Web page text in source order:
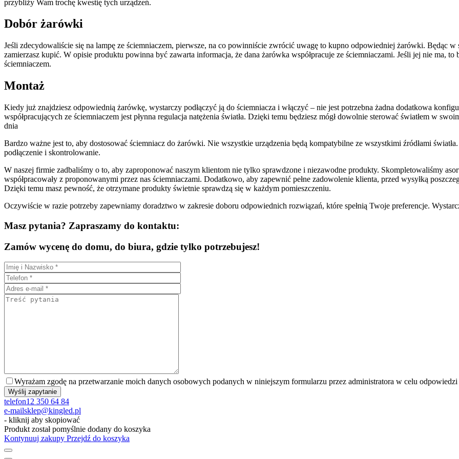
przybliży Wam trochę kwestię tych urządzeń.
Dobór żarówki
Jeśli zdecydowaliście się na lampę ze ściemniaczem, pierwsze, na co powinniście zwrócić uwagę to kupno odpowiedniej żarówki. Będąc
zamierzasz kupić. W opisie produktu powinna być zawarta informacja, że dana żarówka współpracuje ze ściemniaczami. Jeśli jej nie ma,
ściemniaczem.
Montaż
Kiedy już znajdziesz odpowiednią żarówkę, wystarczy podłączyć ją do ściemniacza i włączyć – nie jest potrzebna żadna dodatkowa
współpracujących ze ściemniaczem jest płynna regulacja natężenia światła. Dzięki temu będziesz mógł dowolnie sterować światłem w
dnia
Bardzo ważne jest to, aby dostosować ściemniacz do żarówki. Nie wszystkie urządzenia będą kompatybilne ze wszystkimi źródłami
podłączenie i skontrolowanie.
W naszej firmie zadbaliśmy o to, aby zaproponować naszym klientom nie tylko sprawdzone i niezawodne produkty. Skompletowaliśmy
współpracowały z proponowanymi przez nas ściemniaczami. Dodatkowo, aby zapewnić pełne zadowolenie klienta, przed wysyłką
Dzięki temu masz pewność, że otrzymane produkty świetnie sprawdzą się w każdym pomieszczeniu.
Oczywiście w razie potrzeby zapewniamy doradztwo w zakresie doboru odpowiednich rozwiązań, które spełnią Twoje preferencje.
Masz pytania? Zapraszamy do kontaktu:
Zamów wycenę do domu, do biura, gdzie tylko potrzebujesz!
Wyrażam zgodę na przetwarzanie moich danych osobowych podanych w niniejszym formularzu przez administratora w celu
telefon12 350 64 84
e-mailsklep@kingled.pl
- kliknij aby skopiować
Produkt został pomyślnie dodany do koszyka
Kontynuuj zakupy Przejdź do koszyka